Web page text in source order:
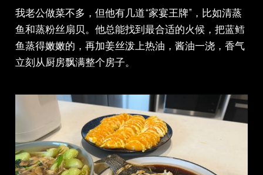
我老公做菜不多，但他有几道“家宴王牌”，比如清蒸
鱼和蒸粉丝扇贝。他总能找到最合适的火候，把蓝鳕
鱼蒸得嫩嫩的，再加姜丝泼上热油，酱油一浇，香气
立刻从厨房飘满整个房子。